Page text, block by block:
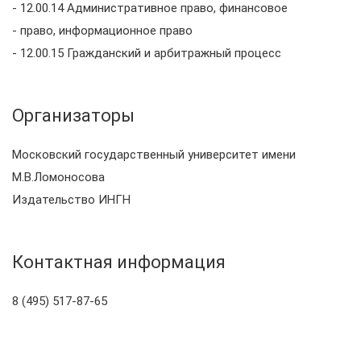
- 12.00.14 Административное право, финансовое
- право, информационное право
- 12.00.15 Гражданский и арбитражный процесс
Организаторы
Московский государственный университет имени
М.В.Ломоносова
Издательство ИНГН
Контактная информация
8 (495) 517-87-65